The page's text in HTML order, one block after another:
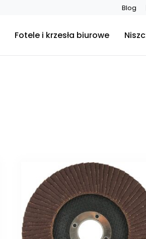
Blog
Fotele i krzesła biurowe